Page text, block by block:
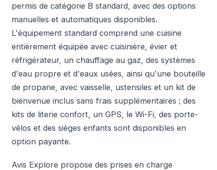
permis de catégorie B standard, avec des options
manuelles et automatiques disponibles.
L'équipement standard comprend une cuisine
entièrement équipée avec cuisinière, évier et
réfrigérateur, un chauffage au gaz, des systèmes
d'eau propre et d'eaux usées, ainsi qu'une bouteille
de propane, avec vaisselle, ustensiles et un kit de
bienvenue inclus sans frais supplémentaires ; des
kits de literie confort, un GPS, le Wi-Fi, des porte-
vélos et des sièges enfants sont disponibles en
option payante.
Avis Explore propose des prises en charge